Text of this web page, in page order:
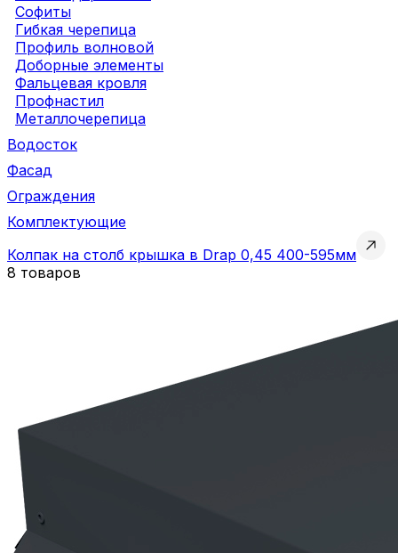
Софиты
Гибкая черепица
Профиль волновой
Доборные элементы
Фальцевая кровля
Профнастил
Металлочерепица
Водосток
Фасад
Ограждения
Комплектующие
Колпак на столб крышка в Drap 0,45 400-595мм
8 товаров